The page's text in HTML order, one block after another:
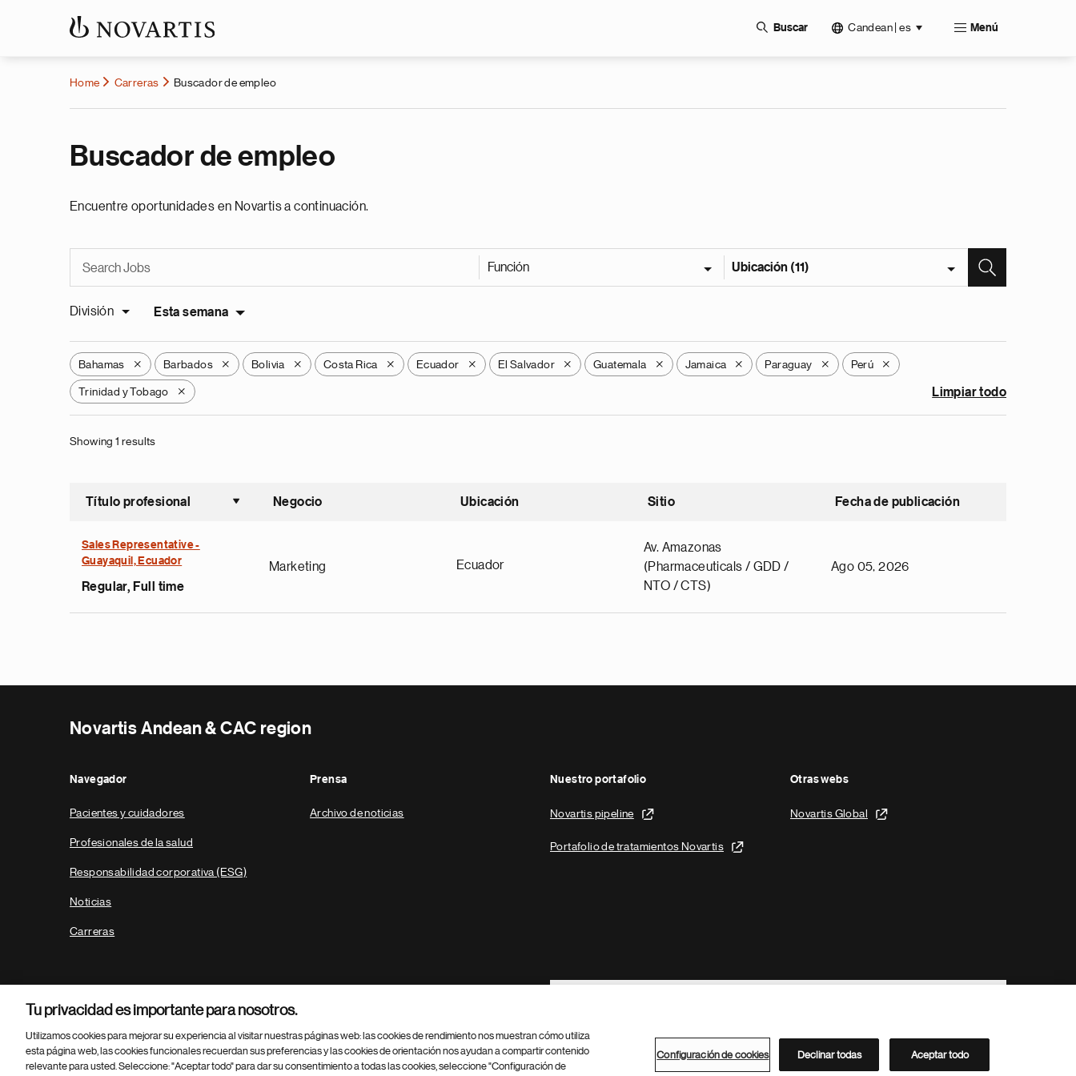
Buscar Candean | es Menú
Home Carreras Buscador de empleo
Buscador de empleo
Encuentre oportunidades en Novartis a continuación.
Función Ubicación (11)
División Esta semana
Bahamas X Barbados X Bolivia X Costa Rica X Ecuador X El Salvador X Guatemala X Jamaica X Paraguay X Perú X
Trinidad y Tobago X Limpiar todo
Showing 1 results
Título profesional
Ordenar ascendente
Negocio Ubicación Sitio Fecha de publicación
Sales Representative -
Guayaquil, Ecuador
Regular, Full time
Marketing Ecuador
Av. Amazonas
(Pharmaceuticals / GDD /
NTO / CTS)
Ago 05, 2026
Novartis Andean & CAC region
Navegador
Pacientes y cuidadores
Profesionales de la salud
Responsabilidad corporativa (ESG)
Noticias
Carreras
Prensa
Archivo de noticias
Nuestro portafolio
Novartis pipeline
Portafolio de tratamientos Novartis
Otras webs
Novartis Global
Footer Site Search
Parte
© 2026 Novartis AG Directorio de Novartis
Tu privacidad es importante para nosotros.
Utilizamos cookies para mejorar su experiencia al visitar nuestras páginas web: las cookies de rendimiento nos muestran cómo utiliza
esta página web, las cookies funcionales recuerdan sus preferencias y las cookies de orientación nos ayudan a compartir contenido
relevante para usted. Seleccione: "Aceptar todo" para dar su consentimiento a todas las cookies, seleccione "Configuración de
Configuración de cookies Declinar todas Aceptar todo